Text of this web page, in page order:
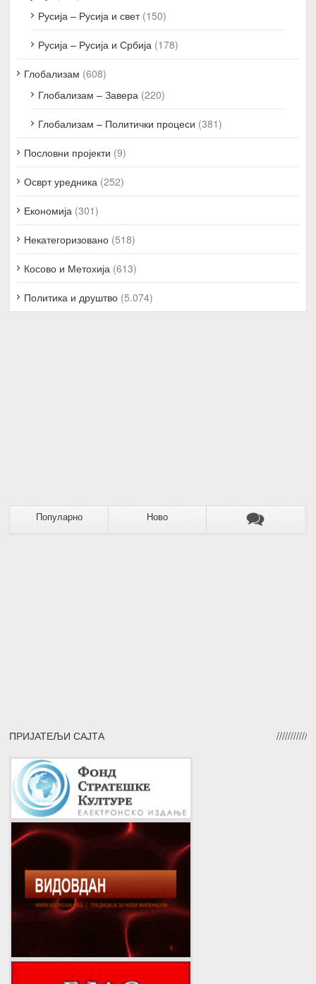
Русија – Русија и свет(150)
Русија – Русија и Србија (178)
Глобализам (608)
Глобализам – Завера (220)
Глобализам – Политички процеси (381)
Пословни пројекти (9)
Осврт уредника (252)
Економија (301)
Некатегоризовано (518)
Косово и Метохија (613)
Политика и друштво (5.074)
Популарно Ново
ПРИЈАТЕЉИ САЈТА